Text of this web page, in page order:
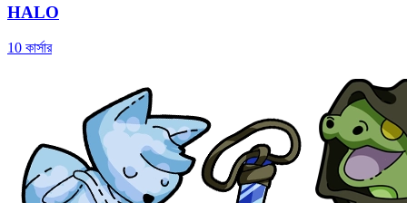
HALO
10 কার্সার